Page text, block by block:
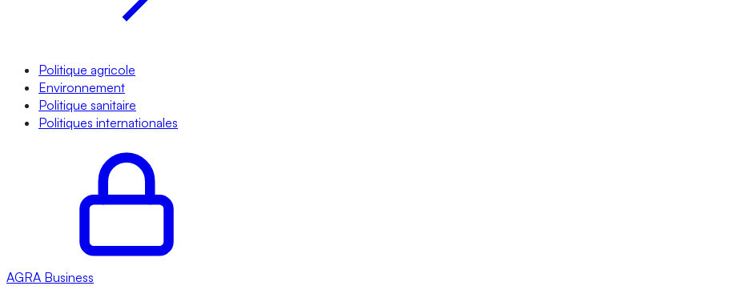
Politique agricole
Environnement
Politique sanitaire
Politiques internationales
AGRA Business